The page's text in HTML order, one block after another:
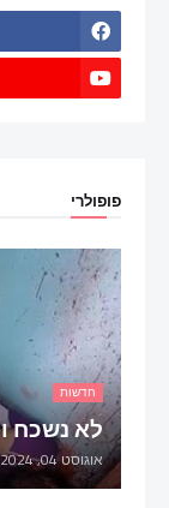
פופולרי
חדשות
לא נשכח ולא
אוגוסט 04, 2024